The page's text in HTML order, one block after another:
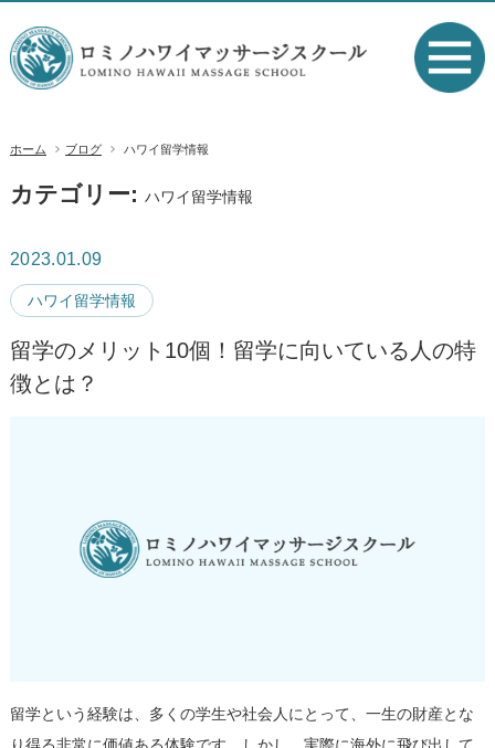
ホーム ブログ ハワイ留学情報
カテゴリー: ハワイ留学情報
2023.01.09
ハワイ留学情報
留学のメリット10個！留学に向いている人の特
徴とは？
留学という経験は、多くの学生や社会人にとって、一生の財産とな